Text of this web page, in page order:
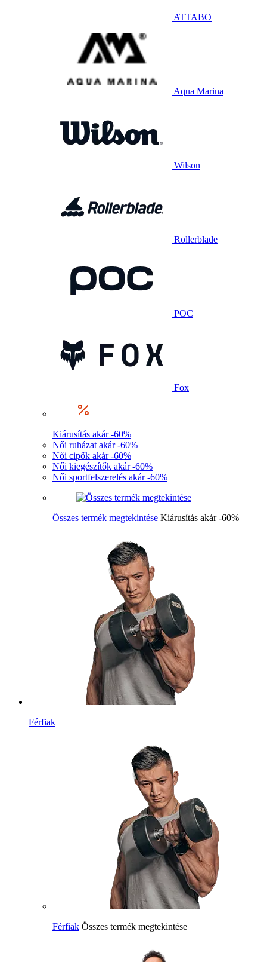
ATTABO
Aqua Marina
Wilson
Rollerblade
POC
Fox
Kiárusítás akár -60%
Női ruházat akár -60%
Női cipők akár -60%
Női kiegészítők akár -60%
Női sportfelszerelés akár -60%
Összes termék megtekintése Kiárusítás akár -60%
Férfiak
Férfiak Összes termék megtekintése